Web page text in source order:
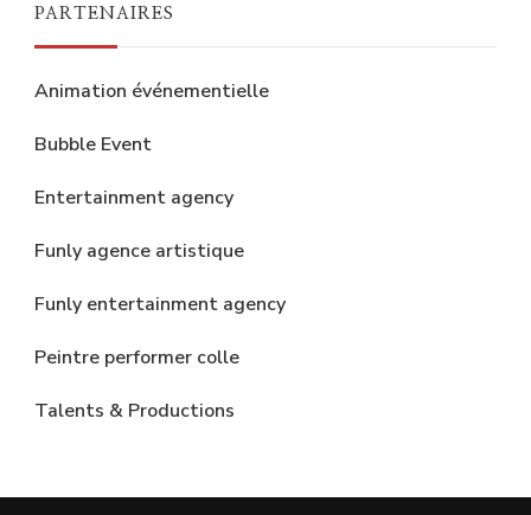
PARTENAIRES
Animation événementielle
Bubble Event
Entertainment agency
Funly agence artistique
Funly entertainment agency
Peintre performer colle
Talents & Productions